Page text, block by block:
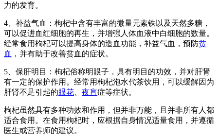
力的发育。
4、补益气血：枸杞中含有丰富的微量元素铁以及天然多糖，
可以促进血红细胞的再生，并增强人体血液中白细胞的数量。
经常食用枸杞可以提高身体的造血功能，补益气血，预防贫
血 ，并有助于改善贫血的症状。
5、保肝明目：枸杞俗称明眼子，具有明目的功效，并对肝肾
有一定的保护作用。经常用枸杞泡水代茶饮用，可以缓解因为
肝肾不足引起的眼花 夜盲症等症状。
枸杞虽然具有多种功效和作用，但并非万能，且并非所有人都
适合食用。在食用枸杞时，应根据自身情况适量食用，并遵循
医生或营养师的建议。